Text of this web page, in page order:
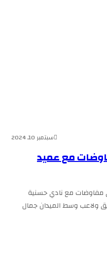
سبتمبر 10, 2024
مع عميد
مفاوضات مع نادي حسنية
ولاعب وسط الميدان جمال